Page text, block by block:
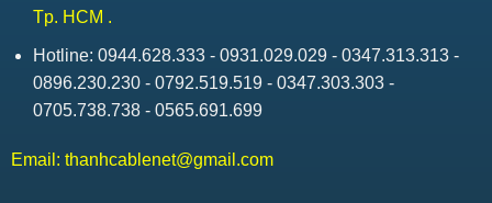
Tp. HCM .
Hotline: 0944.628.333 - 0931.029.029 - 0347.313.313 -
0896.230.230 - 0792.519.519 - 0347.303.303 -
0705.738.738 - 0565.691.699
Email: thanhcablenet@gmail.com